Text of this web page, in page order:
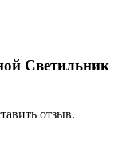
Светильник
отзыв.